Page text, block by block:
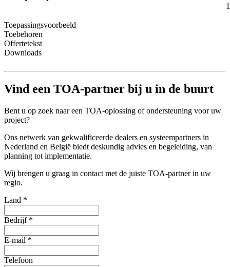
Toepassingsvoorbeeld
Toebehoren
Offertetekst
Downloads
Vind een TOA-partner bij u in de buurt
Bent u op zoek naar een TOA-oplossing of ondersteuning voor uw
project?
Ons netwerk van gekwalificeerde dealers en systeempartners in
Nederland en België biedt deskundig advies en begeleiding, van
planning tot implementatie.
Wij brengen u graag in contact met de juiste TOA-partner in uw
regio.
Land *
Bedrijf *
E-mail *
Telefoon